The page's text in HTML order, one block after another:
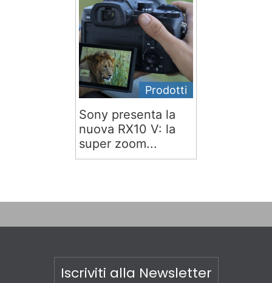
Prodotti
Sony presenta la
nuova RX10 V: la
super zoom...
Iscriviti alla Newsletter